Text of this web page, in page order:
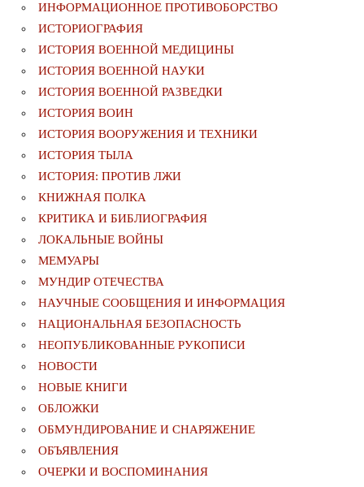
ИНФОРМАЦИОННОЕ ПРОТИВОБОРСТВО
ИСТОРИОГРАФИЯ
ИСТОРИЯ ВОЕННОЙ МЕДИЦИНЫ
ИСТОРИЯ ВОЕННОЙ НАУКИ
ИСТОРИЯ ВОЕННОЙ РАЗВЕДКИ
ИСТОРИЯ ВОИН
ИСТОРИЯ ВООРУЖЕНИЯ И ТЕХНИКИ
ИСТОРИЯ ТЫЛА
ИСТОРИЯ: ПРОТИВ ЛЖИ
КНИЖНАЯ ПОЛКА
КРИТИКА И БИБЛИОГРАФИЯ
ЛОКАЛЬНЫЕ ВОЙНЫ
МЕМУАРЫ
МУНДИР ОТЕЧЕСТВА
НАУЧНЫЕ СООБЩЕНИЯ И ИНФОРМАЦИЯ
НАЦИОНАЛЬНАЯ БЕЗОПАСНОСТЬ
НЕОПУБЛИКОВАННЫЕ РУКОПИСИ
НОВОСТИ
НОВЫЕ КНИГИ
ОБЛОЖКИ
ОБМУНДИРОВАНИЕ И СНАРЯЖЕНИЕ
ОБЪЯВЛЕНИЯ
ОЧЕРКИ И ВОСПОМИНАНИЯ